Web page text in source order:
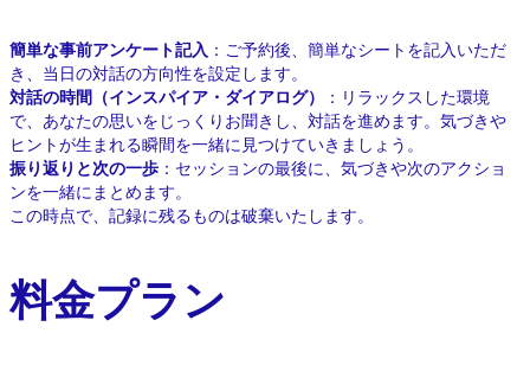
簡単な事前アンケート記入 ：ご予約後、簡単なシートを記入いただ
き、当日の対話の方向性を設定します。
対話の時間（インスパイア・ダイアログ）
：リラックスした環境
で、あなたの思いをじっくりお聞きし、対話を進めます。気づきや
ヒントが生まれる瞬間を一緒に見つけていきましょう。
振り返りと次の一歩 ：セッションの最後に、気づきや次のアクショ
ンを一緒にまとめます。
この時点で、記録に残るものは破棄いたします。
料金プラン